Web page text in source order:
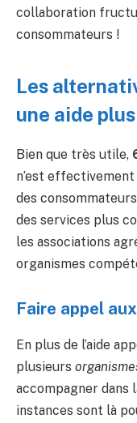
collaboration
consommateurs !
Les
une aide
Bien que très utile,
n’est
des
des services plus
les associations
organismes
Faire appel
En plus de l’aide
plusieurs
accompagner dans
instances sont là